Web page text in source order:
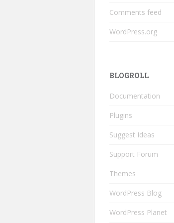
Comments feed
WordPress.org
BLOGROLL
Documentation
Plugins
Suggest Ideas
Support Forum
Themes
WordPress Blog
WordPress Planet